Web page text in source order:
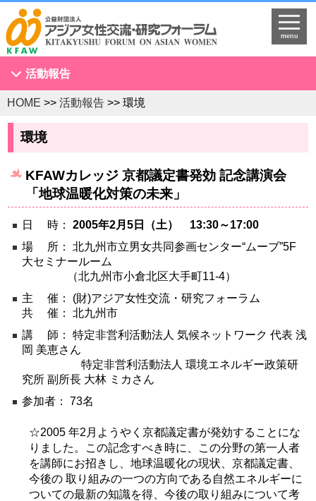
menu
活動報告
アジア女性会議
NGOセミナー
KFAWアジア研究者ネットワーク開催セミナー
国際理解促進事業
スタディツアー
国連
調査・研究
国際研修
環境
教育
国際交流
ジェンダー
持続可能な開発
人権
平和構築
その他
HOME >> 活動報告 >> 環境
環境
KFAWカレッジ 京都議定書発効 記念講演会
「地球温暖化対策の未来」
日 時：2005年2月5日（土） 13:30～17:00
場 所： 北九州市立男女共同参画センター“ムーブ”5F
大セミナールーム
（北九州市小倉北区大手町11-4）
主 催： (財)アジア女性交流・研究フォーラム
共 催： 北九州市
講 師： 特定非営利活動法人 気候ネットワーク 代表 浅
岡 美恵さん
特定非営利活動法人 環境エネルギー政策研
究所 副所長 大林 ミカさん
参加者： 73名
☆2005 年2月ようやく京都議定書が発効することにな
りました。この記念すべき時に、この分野の第一人者
を講師にお招きし、地球温暖化の現状、京都議定書、
今後の 取り組みの一つの方向である自然エネルギーに
ついての最新の知識を得、今後の取り組みについて考